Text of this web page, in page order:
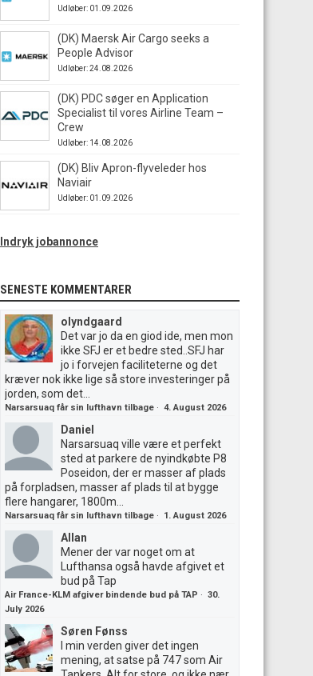
Udløber: 01.09.2026
(DK) Maersk Air Cargo seeks a
People Advisor
Udløber: 24.08.2026
(DK) PDC søger en Application
Specialist til vores Airline Team –
Crew
Udløber: 14.08.2026
(DK) Bliv Apron-flyveleder hos
Naviair
Udløber: 01.09.2026
Indryk jobannonce
SENESTE KOMMENTARER
olyndgaard
Det var jo da en giod ide, men mon
ikke SFJ er et bedre sted..SFJ har
jo i forvejen faciliteterne og det
kræver nok ikke lige så store investeringer på
jorden, som det...
Narsarsuaq får sin lufthavn tilbage · 4. August 2026
Daniel
Narsarsuaq ville være et perfekt
sted at parkere de nyindkøbte P8
Poseidon, der er masser af plads
på forpladsen, masser af plads til at bygge
flere hangarer, 1800m...
Narsarsuaq får sin lufthavn tilbage · 1. August 2026
Allan
Mener der var noget om at
Lufthansa også havde afgivet et
bud på Tap
Air France-KLM afgiver bindende bud på TAP · 30.
July 2026
Søren Fønss
I min verden giver det ingen
mening, at satse på 747 som Air